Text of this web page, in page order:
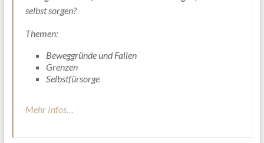
selbst sorgen?
Themen:
Beweggründe und Fallen
Grenzen
Selbstfürsorge
Mehr Infos…